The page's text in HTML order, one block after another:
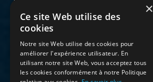
×
Ce site Web utilise des
cookies
Notre site Web utilise des cookies pour
améliorer l'expérience utilisateur. En
utilisant notre site Web, vous acceptez tous
les cookies conformément à notre Politique